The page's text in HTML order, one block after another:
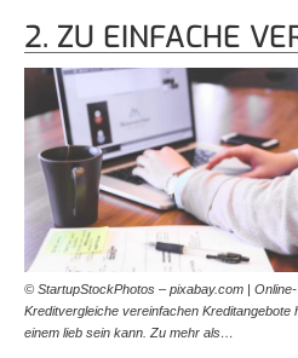
2. ZU EINFACHE
© StartupStockPhotos – pixabay.com | Online-
Kreditvergleiche vereinfachen Kreditangebote
einem lieb sein kann. Zu mehr als…